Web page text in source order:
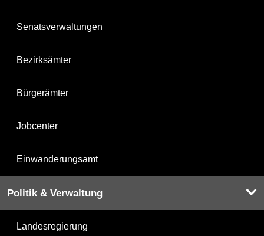
Senatsverwaltungen
Bezirksämter
Bürgerämter
Jobcenter
Einwanderungsamt
Politik & Verwaltung
Landesregierung